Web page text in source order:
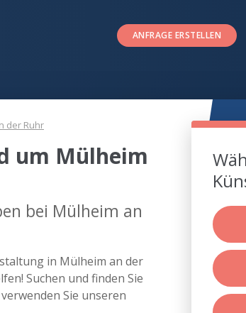
ANFRAGE ERSTELLEN
der Ruhr
um Mülheim
bei Mülheim an
in Mülheim an der
Suchen und finden Sie
Sie unseren